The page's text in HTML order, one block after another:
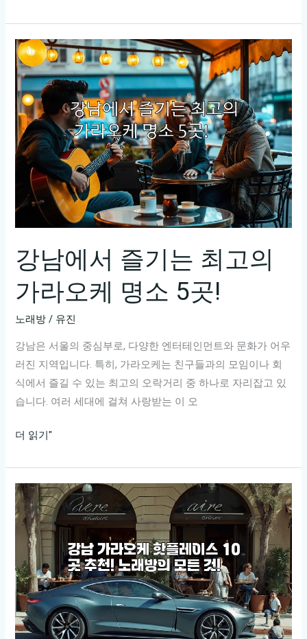
나
의
노
래
방:
유
앤
미
오
케!
강남에서 즐기는 최고의
가라오케 명소 5곳!
노래방 / 유진
강남은 서울의 중심부로, 다양한 엔터테인먼트와 문화가 어우
러진 지역입니다. 특히, 가라오케는 친구들과의 모임이나 회
식에서 즐길 수 있는 최고의 오락거리 중 하나로 자리잡고 있
습니다. 여러 세대에 걸쳐 사랑받는 이 오
강
에
서
즐
기
최
고
의
가
더 읽기"